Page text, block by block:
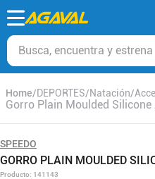
Busca, encuentra y estrena
DEPORTES Natación
Gorro Plain Moulded Silicone
SPEEDO
GORRO PLAIN MOULDED
Producto: 141143